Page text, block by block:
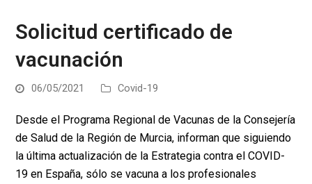
Solicitud certificado de
vacunación
06/05/2021 Covid-19
Desde el Programa Regional de Vacunas de la Consejería
de Salud de la Región de Murcia, informan que siguiendo
la última actualización de la Estrategia contra el COVID-
19 en España, sólo se vacuna a los profesionales